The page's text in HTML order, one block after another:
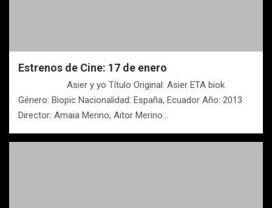
Estrenos de Cine: 17 de enero
Asier y yo Título Original: Asier ETA biok
Género: Biopic Nacionalidad: España, Ecuador Año: 2013
Director: Amaia Merino, Aitor Merino…